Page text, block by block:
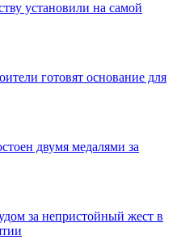
установили на самой
готовят основание для
двумя медалями за
за непристойный жест в